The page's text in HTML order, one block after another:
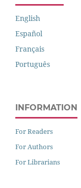
English
Español
Français
Português
INFORMATION
For Readers
For Authors
For Librarians